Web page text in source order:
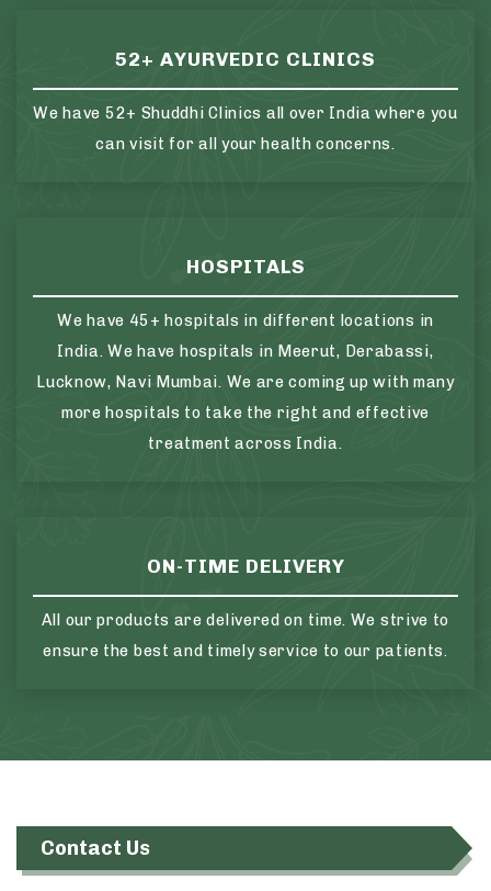
52+ AYURVEDIC CLINICS
We have 52+ Shuddhi Clinics all over India where you
can visit for all your health concerns.
HOSPITALS
We have 45+ hospitals in different locations in
India. We have hospitals in Meerut, Derabassi,
Lucknow, Navi Mumbai. We are coming up with many
more hospitals to take the right and effective
treatment across India.
ON-TIME DELIVERY
All our products are delivered on time. We strive to
ensure the best and timely service to our patients.
Contact Us